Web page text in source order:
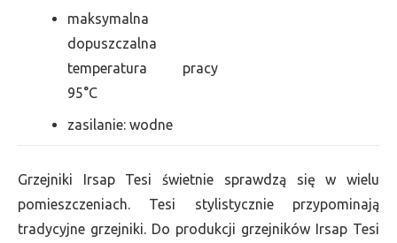
maksymalna
dopuszczalna
temperatura pracy
95°C
zasilanie: wodne
Grzejniki Irsap Tesi świetnie sprawdzą się w wielu
pomieszczeniach. Tesi stylistycznie przypominają
tradycyjne grzejniki. Do produkcji grzejników Irsap Tesi